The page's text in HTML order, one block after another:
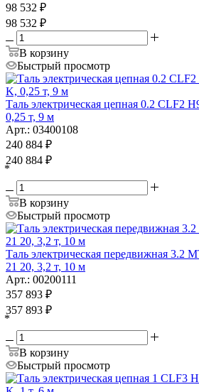
98 532 ₽
98 532 ₽
В корзину
Быстрый просмотр
Таль электрическая цепная 0.2 CLF2
0,25 т, 9 м
Арт.: 03400108
240 884 ₽
240 884 ₽
*
В корзину
Быстрый просмотр
Таль электрическая передвижная 3.2
21 20, 3,2 т, 10 м
Арт.: 00200111
357 893 ₽
357 893 ₽
*
В корзину
Быстрый просмотр